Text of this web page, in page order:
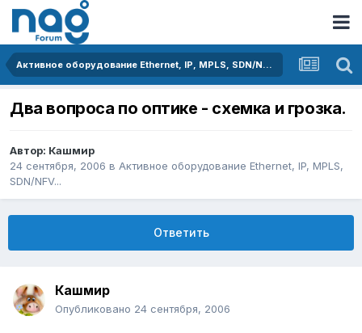
Активное оборудование Ethernet, IP, MPLS, SDN/NFV...
Два вопроса по оптике - схемка и грозка.
Автор: Кашмир
24 сентября, 2006 в Активное оборудование Ethernet, IP, MPLS,
SDN/NFV...
Ответить
Кашмир
Опубликовано 24 сентября, 2006